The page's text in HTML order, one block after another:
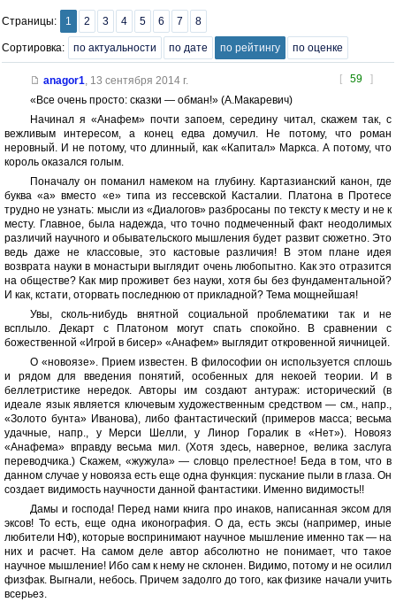
Страницы: 1 2 3 4 5 6 7 8
Сортировка: по актуальности по дате по рейтингу по оценке
[ 59 ]
anagor1, 13 сентября 2014 г.
«Все очень просто: сказки — обман!» (А.Макаревич)
Начинал я «Анафем» почти запоем, середину читал, скажем так, с
вежливым интересом, а конец едва домучил. Не потому, что роман
неровный. И не потому, что длинный, как «Капитал» Маркса. А потому, что
король оказался голым.
Поначалу он поманил намеком на глубину. Картазианский канон, где
буква «а» вместо «е» типа из гессевской Касталии. Платона в Протесе
трудно не узнать: мысли из «Диалогов» разбросаны по тексту к месту и не к
месту. Главное, была надежда, что точно подмеченный факт неодолимых
различий научного и обывательского мышления будет развит сюжетно. Это
ведь даже не классовые, это кастовые различия! В этом плане идея
возврата науки в монастыри выглядит очень любопытно. Как это отразится
на обществе? Как мир проживет без науки, хотя бы без фундаментальной?
И как, кстати, оторвать последнюю от прикладной? Тема мощнейшая!
Увы, сколь-нибудь внятной социальной проблематики так и не
всплыло. Декарт с Платоном могут спать спокойно. В сравнении с
божественной «Игрой в бисер» «Анафем» выглядит откровенной яичницей.
О «новоязе». Прием известен. В философии он используется сплошь
и рядом для введения понятий, особенных для некоей теории. И в
беллетристике нередок. Авторы им создают антураж: исторический (в
идеале язык является ключевым художественным средством — см., напр.,
«Золото бунта» Иванова), либо фантастический (примеров масса; весьма
удачные, напр., у Мерси Шелли, у Линор Горалик в «Нет»). Новояз
«Анафема» вправду весьма мил. (Хотя здесь, наверное, велика заслуга
переводчика.) Скажем, «жужула» — словцо прелестное! Беда в том, что в
данном случае у новояза есть еще одна функция: пускание пыли в глаза. Он
создает видимость научности данной фантастики. Именно видимость!!
Дамы и господа! Перед нами книга про инаков, написанная эксом для
эксов! То есть, еще одна иконография. О да, есть эксы (например, иные
любители НФ), которые воспринимают научное мышление именно так — на
них и расчет. На самом деле автор абсолютно не понимает, что такое
научное мышление! Ибо сам к нему не склонен. Видимо, потому и не осилил
физфак. Выгнали, небось. Причем задолго до того, как физике начали учить
всерьез.